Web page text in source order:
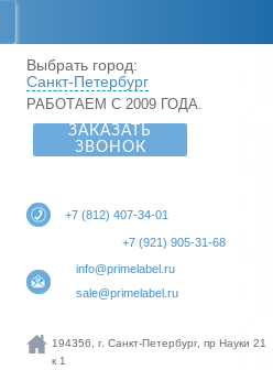
Выбрать город:
Санкт-Петербург
РАБОТАЕМ С 2009 ГОДА.
ЗАКАЗАТЬ
ЗВОНОК
+7 (812) 407-34-01
+7 (921) 905-31-68
info@primelabel.ru
sale@primelabel.ru
194356, г. Санкт-Петербург, пр Науки 21
к 1